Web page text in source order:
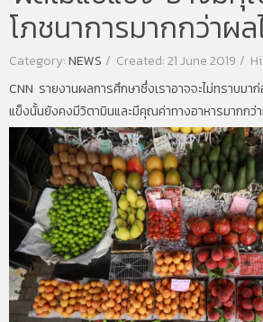
โภชนาการมากกว่าผ
Category:NEWS Created: 21 June 2019
CNN รายงานผลการศึกษาซึ่งเราอาจจะไม่ทราบมา
แข็งนั้นยังคงมีวิตามินและมีคุณค่าทางอาหารมากกว่